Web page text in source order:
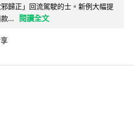
歸正」回流駕駛的士。新例大幅提
...
閱讀全文